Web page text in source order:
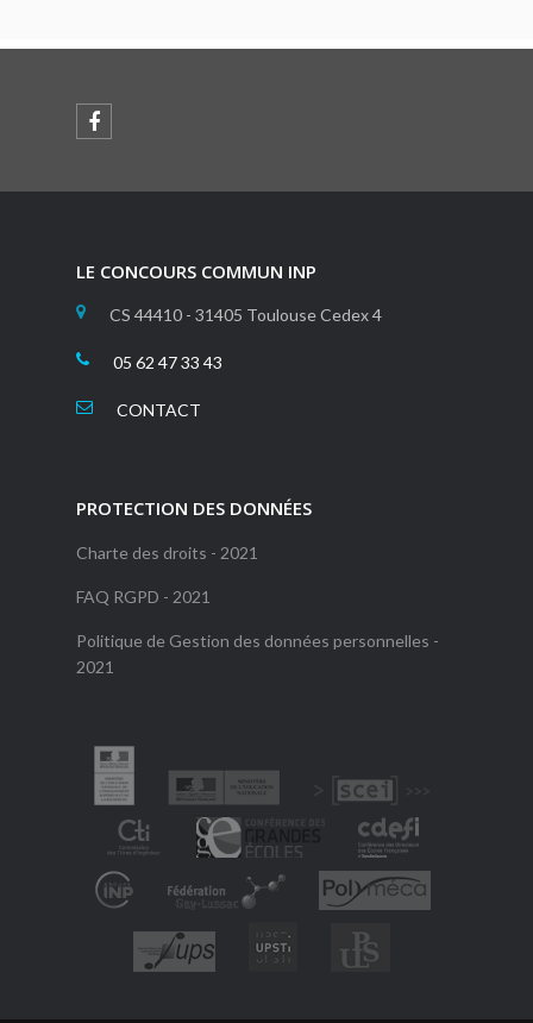
LE CONCOURS COMMUN INP
CS 44410 - 31405 Toulouse Cedex 4
05 62 47 33 43
CONTACT
PROTECTION DES DONNÉES
Charte des droits - 2021
FAQ RGPD - 2021
Politique de Gestion des données personnelles -
2021